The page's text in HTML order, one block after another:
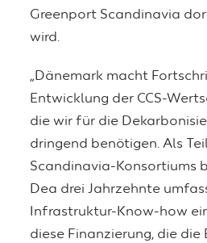
Greenport Scandinavia
wird.
„Dänemark macht
Entwicklung der CCS-
die wir für die
dringend benötigen. Als
Scandinavia-Konsortiums
Dea drei Jahrzehnte
Infrastruktur-Know-how
diese Finanzierung, die die